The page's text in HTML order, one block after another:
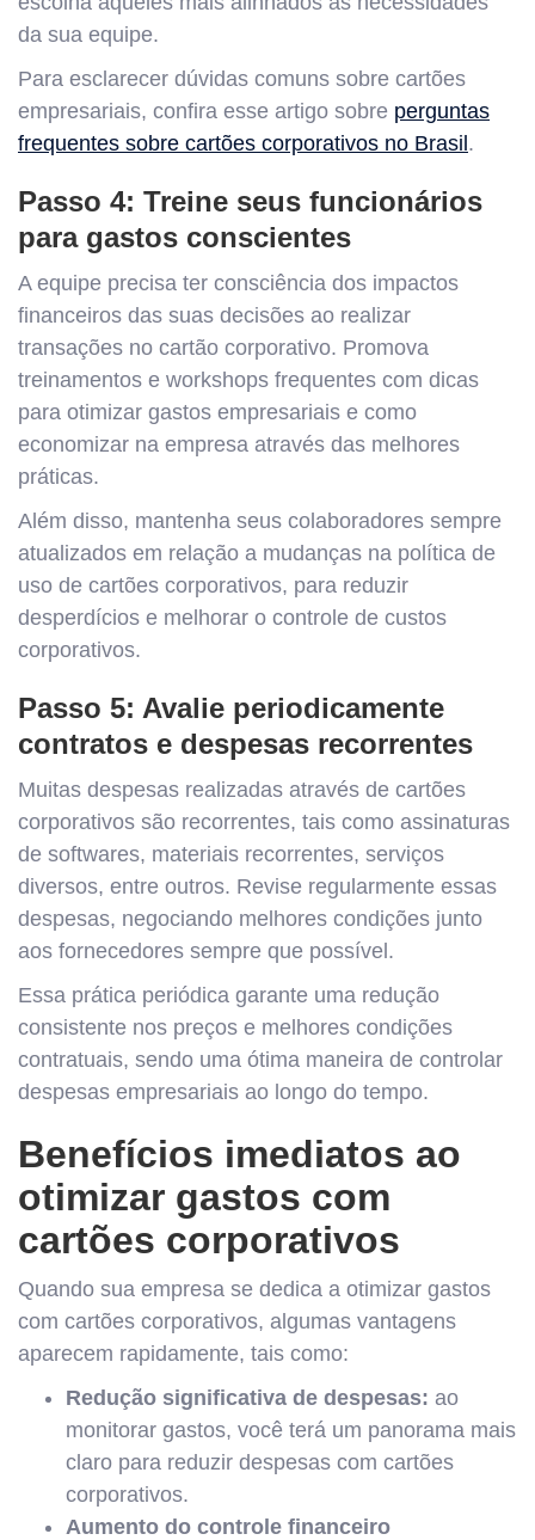
da sua equipe.
Para esclarecer dúvidas comuns sobre cartões
empresariais, confira esse artigo sobre perguntas
frequentes sobre cartões corporativos no Brasil.
Passo 4: Treine seus funcionários
para gastos conscientes
A equipe precisa ter consciência dos impactos
financeiros das suas decisões ao realizar
transações no cartão corporativo. Promova
treinamentos e workshops frequentes com dicas
para otimizar gastos empresariais e como
economizar na empresa através das melhores
práticas.
Além disso, mantenha seus colaboradores sempre
atualizados em relação a mudanças na política de
uso de cartões corporativos, para reduzir
desperdícios e melhorar o controle de custos
corporativos.
Passo 5: Avalie periodicamente
contratos e despesas recorrentes
Muitas despesas realizadas através de cartões
corporativos são recorrentes, tais como assinaturas
de softwares, materiais recorrentes, serviços
diversos, entre outros. Revise regularmente essas
despesas, negociando melhores condições junto
aos fornecedores sempre que possível.
Essa prática periódica garante uma redução
consistente nos preços e melhores condições
contratuais, sendo uma ótima maneira de controlar
despesas empresariais ao longo do tempo.
Benefícios imediatos ao
otimizar gastos com
cartões corporativos
Quando sua empresa se dedica a otimizar gastos
com cartões corporativos, algumas vantagens
aparecem rapidamente, tais como:
Redução significativa de despesas: ao
monitorar gastos, você terá um panorama mais
claro para reduzir despesas com cartões
corporativos.
Aumento do controle financeiro